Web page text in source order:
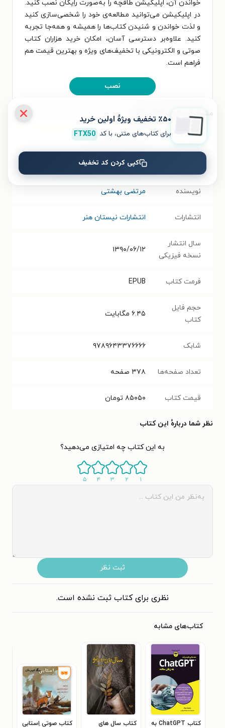
خواندن آن، اپلیکیشن طاقچه را به‌صورت رایگان نصب کنید.
در اپلیکیشن می‌توانید مطالعه‌ی خود را شخصی‌سازی کنید
و لذت خواندن و شنیدن کتاب‌ها را همیشه و همه‌جا تجربه
کنید. علاوه‌بر دسترسی آسان، امکان خرید هزاران کتاب
صوتی و الکترونیکی با تخفیف‌های ویژه و بهترین قیمت هم
فراهم است.
نصب
مشخصات کتاب الکترونیکی
نام کتاب حقوق و مثل هایش
پژوهش ادبی،قانون و قانونگذاری
نویسنده مرتضی بهشتی
انتشارات انتشارات نیستان هنر
سال انتشار
نسخه فیزیکی
۱۳۹۰/۰۶/۱۲
فرمت کتاب EPUB
حجم فایل
کتاب
۶.۴۵ مگابایت
شابک ۹۷۸۹۶۴۳۳۷۶۶۶۶
تعداد صفحه‌ها ۳۷۸ صفحه
قیمت کتاب ۸۵۰۵۰ تومان
نظر شما دربارهٔ این کتاب
به این کتاب چه امتیازی می‌دهید؟
۱ ۲ ۳ ۴ ۵
ثبت نظر
نظری برای کتاب ثبت نشده است.
کتاب‌های مشابه
کتاب ChatGPT به
کتاب سال های
کتاب صوتی اِستابی
٪۵۰ تخفیف ویژۀ اولین خرید
برای کتاب‌های متنی، با کد FTX50
کپی کردن کد تخفیف